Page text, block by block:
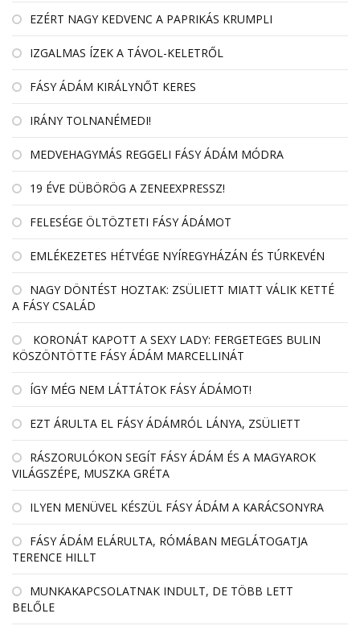
EZÉRT NAGY KEDVENC A PAPRIKÁS KRUMPLI
IZGALMAS ÍZEK A TÁVOL-KELETRŐL
FÁSY ÁDÁM KIRÁLYNŐT KERES
IRÁNY TOLNANÉMEDI!
MEDVEHAGYMÁS REGGELI FÁSY ÁDÁM MÓDRA
19 ÉVE DÜBÖRÖG A ZENEEXPRESSZ!
FELESÉGE ÖLTÖZTETI FÁSY ÁDÁMOT
EMLÉKEZETES HÉTVÉGE NYÍREGYHÁZÁN ÉS TÚRKEVÉN
NAGY DÖNTÉST HOZTAK: ZSÜLIETT MIATT VÁLIK KETTÉ
A FÁSY CSALÁD
KORONÁT KAPOTT A SEXY LADY: FERGETEGES BULIN
KÖSZÖNTÖTTE FÁSY ÁDÁM MARCELLINÁT
ÍGY MÉG NEM LÁTTÁTOK FÁSY ÁDÁMOT!
EZT ÁRULTA EL FÁSY ÁDÁMRÓL LÁNYA, ZSÜLIETT
RÁSZORULÓKON SEGÍT FÁSY ÁDÁM ÉS A MAGYAROK
VILÁGSZÉPE, MUSZKA GRÉTA
ILYEN MENÜVEL KÉSZÜL FÁSY ÁDÁM A KARÁCSONYRA
FÁSY ÁDÁM ELÁRULTA, RÓMÁBAN MEGLÁTOGATJA
TERENCE HILLT
MUNKAKAPCSOLATNAK INDULT, DE TÖBB LETT
BELŐLE